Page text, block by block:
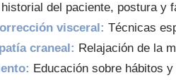
del paciente, postura y
visceral: Técnicas
craneal: Relajación de la
Educación sobre hábitos